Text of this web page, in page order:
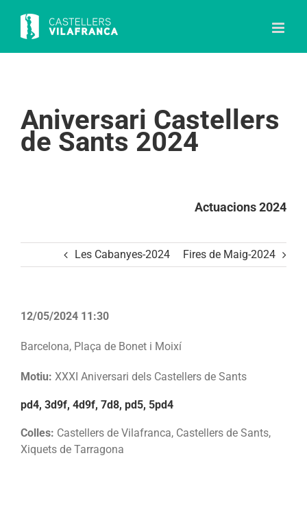
content
Aniversari Castellers
de Sants 2024
Actuacions 2024
Les Cabanyes-2024 Fires de Maig-2024
12/05/2024 11:30
Barcelona, Plaça de Bonet i Moixí
Motiu: XXXI Aniversari dels Castellers de Sants
pd4, 3d9f, 4d9f, 7d8, pd5, 5pd4
Colles: Castellers de Vilafranca, Castellers de Sants,
Xiquets de Tarragona